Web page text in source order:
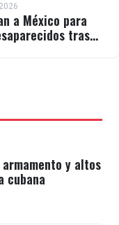
a México para
tras
armamento y altos
cubana